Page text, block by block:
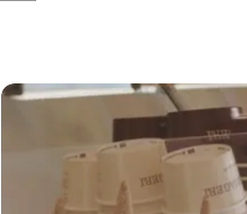
Hjemmelavet is